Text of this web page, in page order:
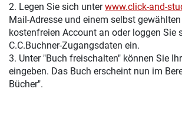
2. Legen Sie sich unterwww.click-and-
Mail-Adresse und einem selbst
kostenfreien Account an oder loggen Sie
C.C.Buchner-Zugangsdaten ein.
3. Unter "Buch freischalten" können Sie
eingeben. Das Buch erscheint nun im
Bücher".